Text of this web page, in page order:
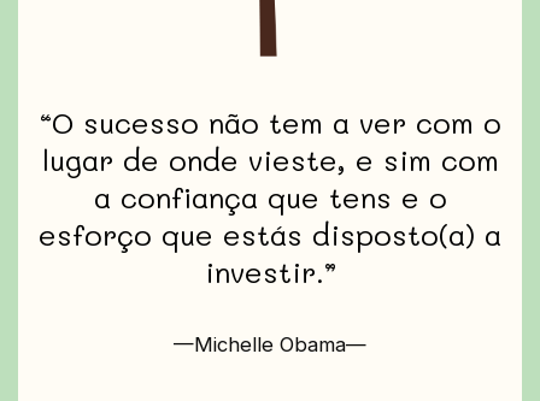
“O sucesso não tem a ver com o
lugar de onde vieste, e sim com
a confiança que tens e o
esforço que estás disposto(a) a
investir.”
—Michelle Obama—